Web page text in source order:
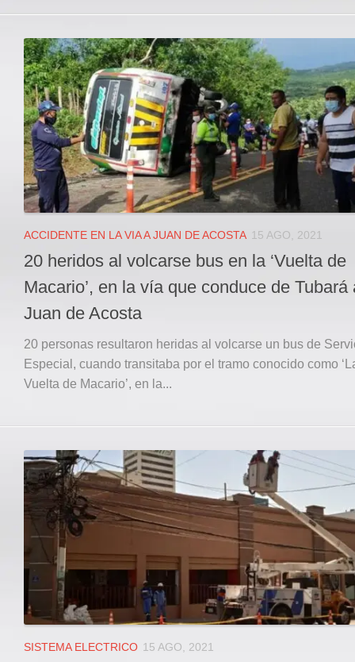
Politica
Local
Deportes
JUDICIAL
ÁREA METROPOLITANA
REGIONAL
DEPARTAMENTAL
Internacional
Registro ISSN: 2711-3299
ACCIDENTE EN LA VIA A JUAN DE ACOSTA 15 AGO, 2021
20 heridos al volcarse bus en la ‘Vuelta de
Macario’, en la vía que conduce de Tubará
Juan de Acosta
20 personas resultaron heridas al volcarse un bus de
Especial, cuando transitaba por el tramo conocido como
Vuelta de Macario’, en la...
SISTEMA ELECTRICO 15 AGO, 2021